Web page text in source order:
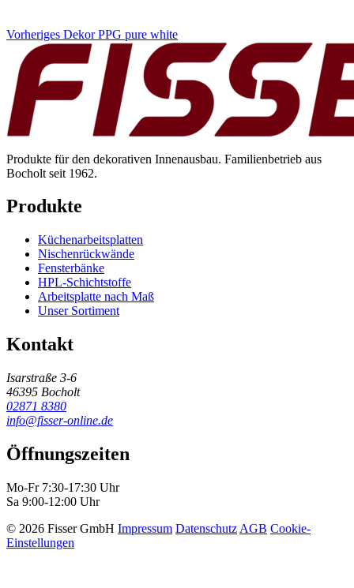
Vorheriges Dekor PPG pure white
Produkte für den dekorativen Innenausbau. Familienbetrieb aus
Bocholt seit 1962.
Produkte
Küchenarbeitsplatten
Nischenrückwände
Fensterbänke
HPL-Schichtstoffe
Arbeitsplatte nach Maß
Unser Sortiment
Kontakt
Isarstraße 3-6
46395 Bocholt
02871 8380
info@fisser-online.de
Öffnungszeiten
Mo-Fr 7:30-17:30 Uhr
Sa 9:00-12:00 Uhr
© 2026 Fisser GmbH Impressum Datenschutz AGB Cookie-
Einstellungen